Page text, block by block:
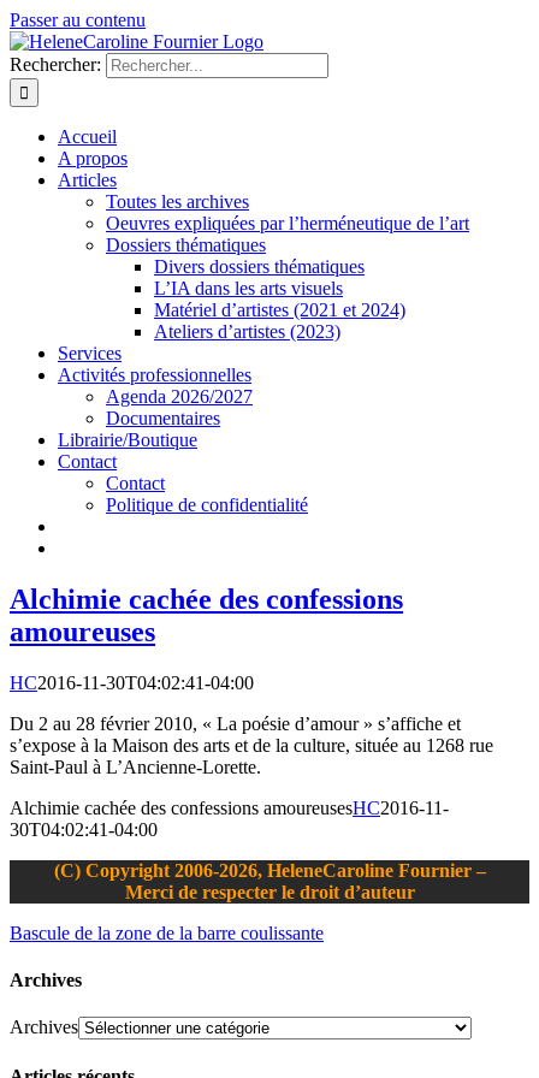
Passer au contenu
Rechercher:
Accueil
A propos
Articles
Toutes les archives
Oeuvres expliquées par l’herméneutique de l’art
Dossiers thématiques
Divers dossiers thématiques
L’IA dans les arts visuels
Matériel d’artistes (2021 et 2024)
Ateliers d’artistes (2023)
Services
Activités professionnelles
Agenda 2026/2027
Documentaires
Librairie/Boutique
Contact
Contact
Politique de confidentialité
Alchimie cachée des confessions
amoureuses
HC2016-11-30T04:02:41-04:00
Du 2 au 28 février 2010, « La poésie d’amour » s’affiche et
s’expose à la Maison des arts et de la culture, située au 1268 rue
Saint-Paul à L’Ancienne-Lorette.
Alchimie cachée des confessions amoureusesHC2016-11-
30T04:02:41-04:00
(C) Copyright 2006-2026, HeleneCaroline Fournier –
Merci de respecter le droit d’auteur
Bascule de la zone de la barre coulissante
Archives
Archives